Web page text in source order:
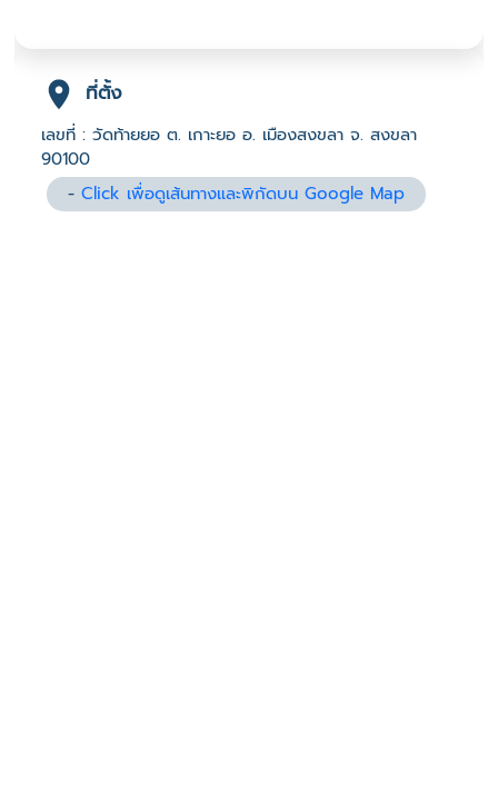
ที่ตั้ง
เลขที่ : วัดท้ายยอ ต. เกาะยอ อ. เมืองสงขลา จ. สงขลา
90100
-Click เพื่อดูเส้นทางและพิกัดบน Google Map